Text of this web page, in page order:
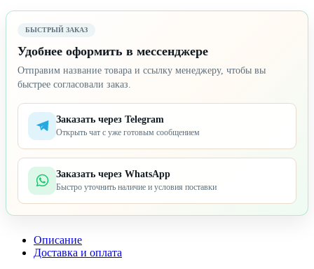
БЫСТРЫЙ ЗАКАЗ
Удобнее оформить в мессенджере
Отправим название товара и ссылку менеджеру, чтобы вы
быстрее согласовали заказ.
Заказать через Telegram
Открыть чат с уже готовым сообщением
Заказать через WhatsApp
Быстро уточнить наличие и условия поставки
Описание
Доставка и оплата